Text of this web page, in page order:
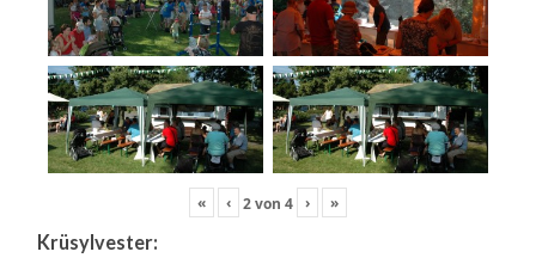
« ‹ 2von 4 › »
Krüsylvester: